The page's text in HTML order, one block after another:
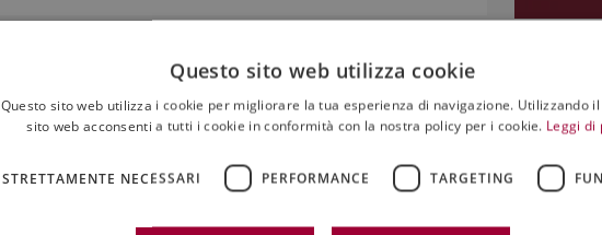
Altemasi, Doc Trento Brut Rosé Riserva 2019
Questo sito web utilizza cookie
Questo sito web utilizza i cookie per migliorare la tua esperienza di navigazione. Utilizzando
sito web acconsenti a tutti i cookie in conformità con la nostra policy per i cookie. Leggi di
STRETTAMENTE NECESSARI PERFORMANCE TARGETING